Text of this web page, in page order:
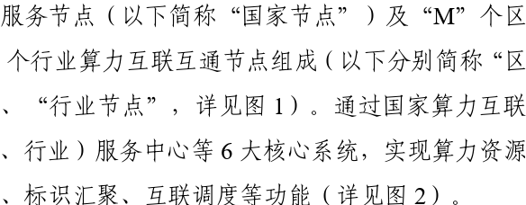
服务节点 （ 以下简称 国 家节点” ） 及 “ M” 个区
个行业算力 互联互通节点组 成（ 以下分别简称“ 区
、 “ 行业节点” ， 详 见图 1 ） 。 通过国 家算 力 互联
、 行业 ） 服务中心等 6 大核心 系 统， 实现算力资源
、 标识汇聚、 互联调度等功能 （ 详 见图 2 ） 。